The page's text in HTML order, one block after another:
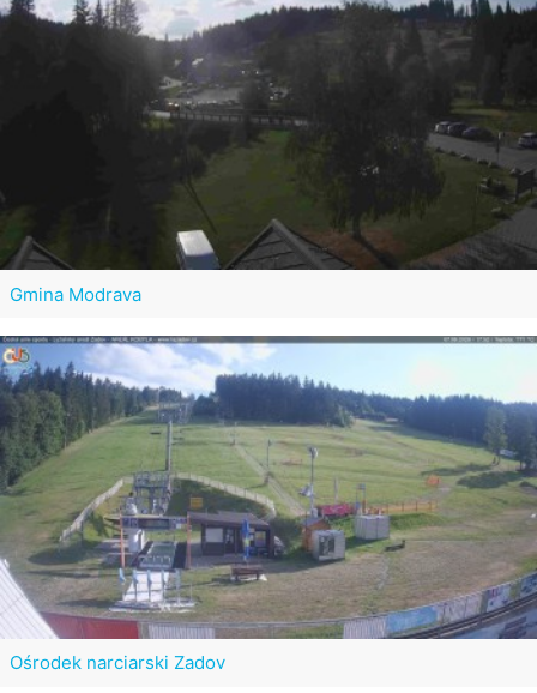
Gmina Modrava
Ośrodek narciarski Zadov